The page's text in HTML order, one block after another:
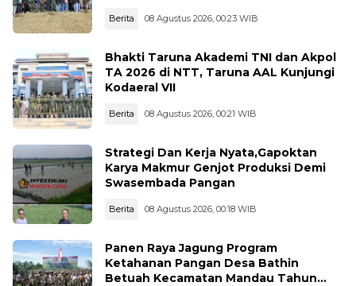
Berita 08 Agustus 2026, 00:23 WIB
Bhakti Taruna Akademi TNI dan Akpol
TA 2026 di NTT, Taruna AAL Kunjungi
Kodaeral VII
Berita 08 Agustus 2026, 00:21 WIB
Strategi Dan Kerja Nyata,Gapoktan
Karya Makmur Genjot Produksi Demi
Swasembada Pangan
Berita 08 Agustus 2026, 00:18 WIB
Panen Raya Jagung Program
Ketahanan Pangan Desa Bathin
Betuah Kecamatan Mandau Tahun